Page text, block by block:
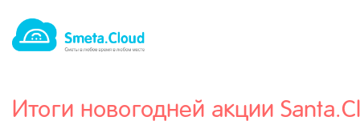
Итоги новогодней акции